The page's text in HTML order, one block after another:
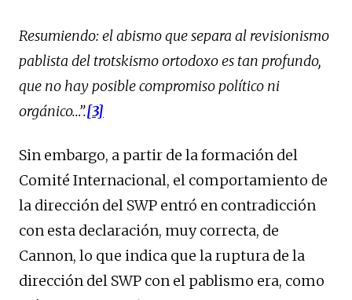
Resumiendo: el abismo que separa al revisionismo
pablista del trotskismo ortodoxo es tan profundo,
que no hay posible compromiso político ni
orgánico…”.[3]
Sin embargo, a partir de la formación del
Comité Internacional, el comportamiento de
la dirección del SWP entró en contradicción
con esta declaración, muy correcta, de
Cannon, lo que indica que la ruptura de la
dirección del SWP con el pablismo era, como